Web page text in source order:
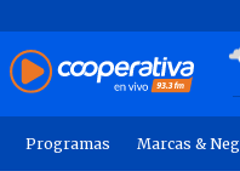
Programas Marcas &